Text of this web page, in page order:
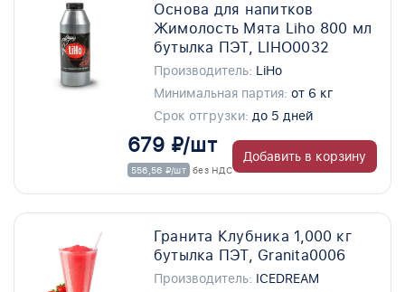
Основа для напитков
Жимолость Мята Liho 800 мл
бутылка ПЭТ, LIHO0032
Производитель: LiHo
Минимальная партия: от 6 кг
Срок отгрузки: до 5 дней
679 ₽/шт
556,56 ₽/шт без НДС
Добавить в корзину
Гранита Клубника 1,000 кг
бутылка ПЭТ, Granita0006
Производитель: ICEDREAM